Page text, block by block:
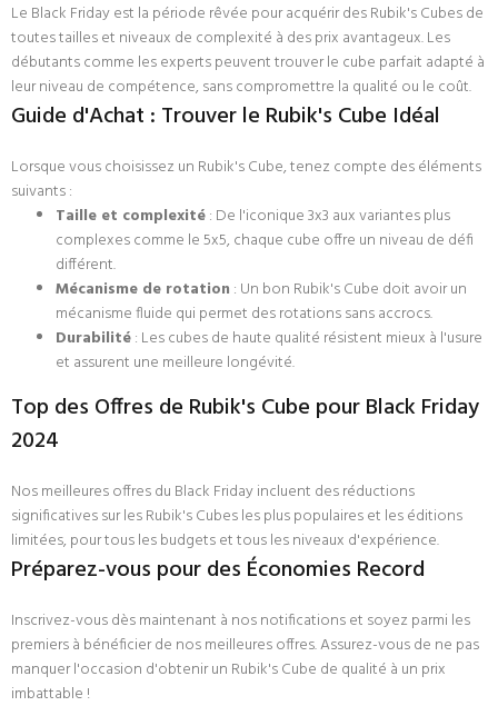
Le Black Friday est la période rêvée pour acquérir des Rubik's Cubes de
toutes tailles et niveaux de complexité à des prix avantageux. Les
débutants comme les experts peuvent trouver le cube parfait adapté à
leur niveau de compétence, sans compromettre la qualité ou le coût.
Guide d'Achat : Trouver le Rubik's Cube Idéal
Lorsque vous choisissez un Rubik's Cube, tenez compte des éléments
suivants :
Taille et complexité: De l'iconique 3x3 aux variantes plus
complexes comme le 5x5, chaque cube offre un niveau de défi
différent.
Mécanisme de rotation : Un bon Rubik's Cube doit avoir un
mécanisme fluide qui permet des rotations sans accrocs.
Durabilité: Les cubes de haute qualité résistent mieux à l'usure
et assurent une meilleure longévité.
Top des Offres de Rubik's Cube pour Black Friday
2024
Nos meilleures offres du Black Friday incluent des réductions
significatives sur les Rubik's Cubes les plus populaires et les éditions
limitées, pour tous les budgets et tous les niveaux d'expérience.
Préparez-vous pour des Économies Record
Inscrivez-vous dès maintenant à nos notifications et soyez parmi les
premiers à bénéficier de nos meilleures offres. Assurez-vous de ne pas
manquer l'occasion d'obtenir un Rubik's Cube de qualité à un prix
imbattable !